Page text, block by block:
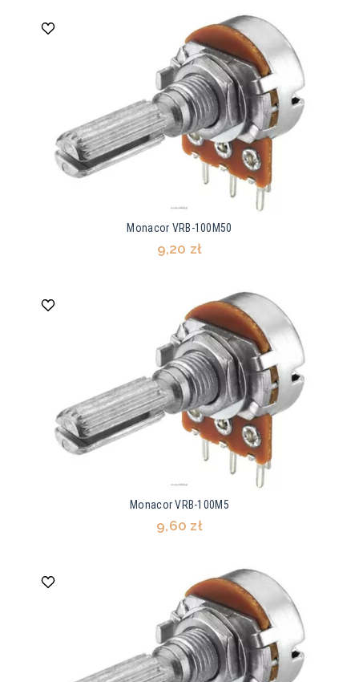
Monacor VRB-100M50
9,20 zł
Monacor VRB-100M5
9,60 zł